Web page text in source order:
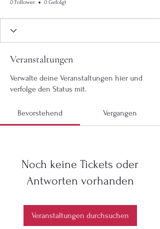
0 Follower 0 Gefolgt
Veranstaltungen
Verwalte deine Veranstaltungen hier und
verfolge den Status mit.
Bevorstehend Vergangen
Noch keine Tickets oder
Antworten vorhanden
Veranstaltungen durchsuchen